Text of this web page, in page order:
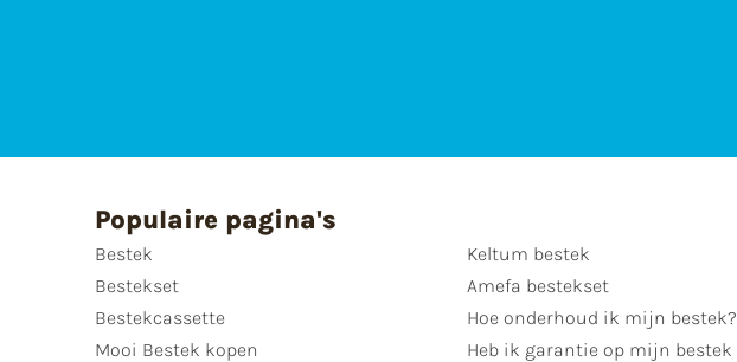
Populaire pagina's
Bestek
Bestekset
Bestekcassette
Mooi Bestek kopen
Keltum bestek
Amefa bestekset
Hoe onderhoud ik mijn bestek?
Heb ik garantie op mijn bestek